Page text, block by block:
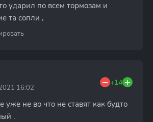
ударил по всем тормозам и
та сопли ,
16:02
+14
уже не во что не ставят как будто
.